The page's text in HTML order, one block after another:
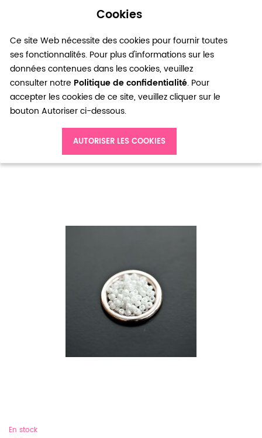
Cookies
Ce site Web nécessite des cookies pour fournir toutes
ses fonctionnalités. Pour plus d'informations sur les
données contenues dans les cookies, veuillez
consulter notre Politique de confidentialité. Pour
accepter les cookies de ce site, veuillez cliquer sur le
bouton Autoriser ci-dessous.
AUTORISER LES COOKIES
0
Perle de Rocaille 2mm Verre Blanc Nacré x 174pcs
En stock